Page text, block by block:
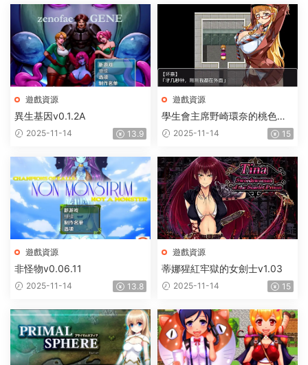
遊戲資源
異生基因v0.1.2A
2025-11-14 13.9
遊戲資源
學生會主席野崎環奈的桃色煩
惱 2025-11-14 15
遊戲資源
非怪物v0.06.11
2025-11-14 13.8
遊戲資源
蒂娜猩紅牢獄的女劍士v1.03
2025-11-14 15